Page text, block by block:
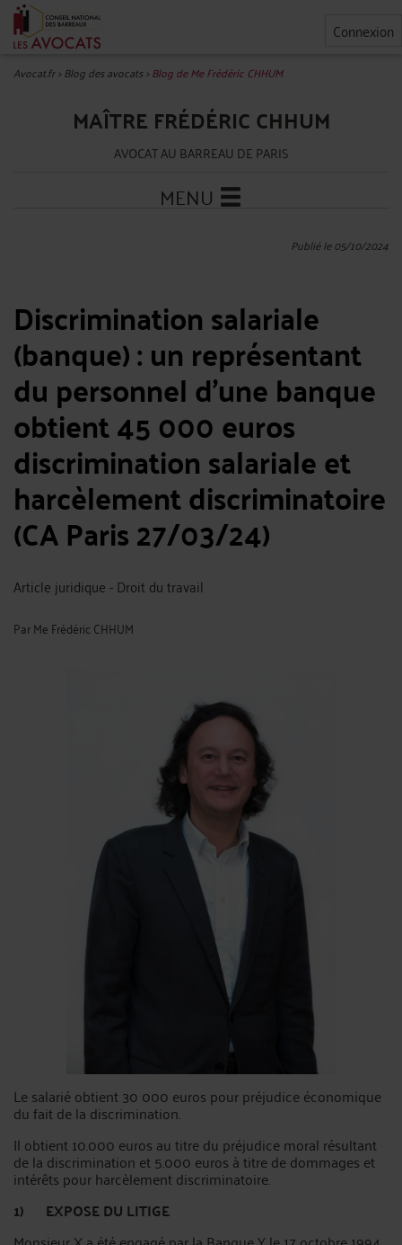
Connexion
Avocat.fr>Blog des avocats>Blog de Me Frédéric CHHUM
MAÎTRE FRÉDÉRIC CHHUM
AVOCAT AU BARREAU DE PARIS
MENU
Publié le 05/10/2024
Discrimination salariale
(banque) : un représentant
du personnel d’une banque
obtient 45 000 euros
discrimination salariale et
harcèlement discriminatoire
(CA Paris 27/03/24)
Article juridique - Droit du travail
ParMe Frédéric CHHUM
Le salarié obtient 30 000 euros pour préjudice économique
du fait de la discrimination.
Il obtient 10.000 euros au titre du préjudice moral résultant
de la discrimination et 5.000 euros à titre de dommages et
intérêts pour harcèlement discriminatoire.
1) EXPOSE DU LITIGE